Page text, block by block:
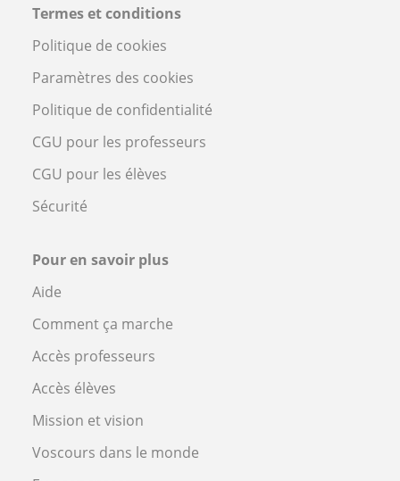
Termes et conditions
Politique de cookies
Paramètres des cookies
Politique de confidentialité
CGU pour les professeurs
CGU pour les élèves
Sécurité
Pour en savoir plus
Aide
Comment ça marche
Accès professeurs
Accès élèves
Mission et vision
Voscours dans le monde